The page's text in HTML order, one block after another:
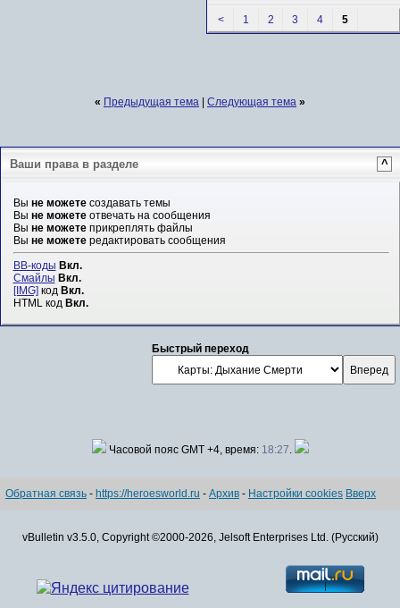
< 1 2 3 4 5
« Предыдущая тема | Следующая тема »
Ваши права в разделе ^
Вы не можетесоздавать темы
Вы не можетеотвечать на сообщения
Вы не можетеприкреплять файлы
Вы не можетередактировать сообщения
BB-коды Вкл.
Смайлы Вкл.
[IMG] код Вкл.
HTML код Вкл.
Быстрый переход
Часовой пояс GMT +4, время: 18:27.
Обратная связь - https://heroesworld.ru - Архив - Настройки cookies Вверх
vBulletin v3.5.0, Copyright ©2000-2026, Jelsoft Enterprises Ltd. (Русский)